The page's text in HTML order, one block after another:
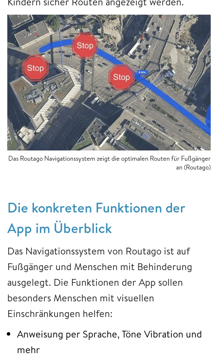
Das Routago Navigationssystem zeigt die optimalen Routen für Fußgänger
an (Routago)
Die konkreten Funktionen der
App im Überblick
Das Navigationssystem von Routago ist auf
Fußgänger und Menschen mit Behinderung
ausgelegt. Die Funktionen der App sollen
besonders Menschen mit visuellen
Einschränkungen helfen:
Anweisung per Sprache, Töne Vibration und
mehr